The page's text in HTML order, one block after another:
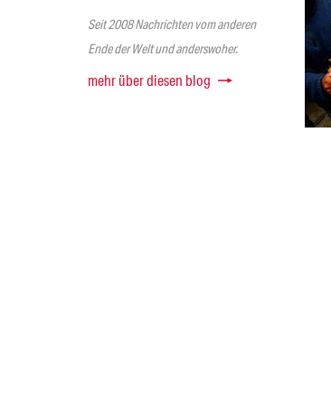
Seit 2008 Nachrichten vom anderen
Ende der Welt und anderswoher.
mehr über diesen blog